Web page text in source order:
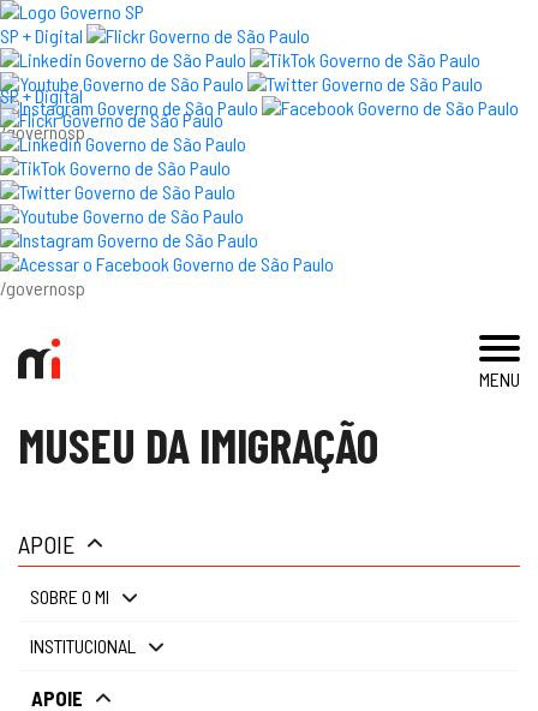
SP + Digital
/governosp
SP + Digital
/governosp
MENU
×
visite
exposições e eventos
acervo e pesquisa
museu
gestão
MUSEU DA IMIGRAÇÃO
APOIE
SOBRE O MI
INSTITUCIONAL
APOIE